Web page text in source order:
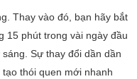
Thay vào đó, bạn hãy bắt
15 phút trong vài ngày đầu
Sự thay đổi dần dần
thói quen mới nhanh